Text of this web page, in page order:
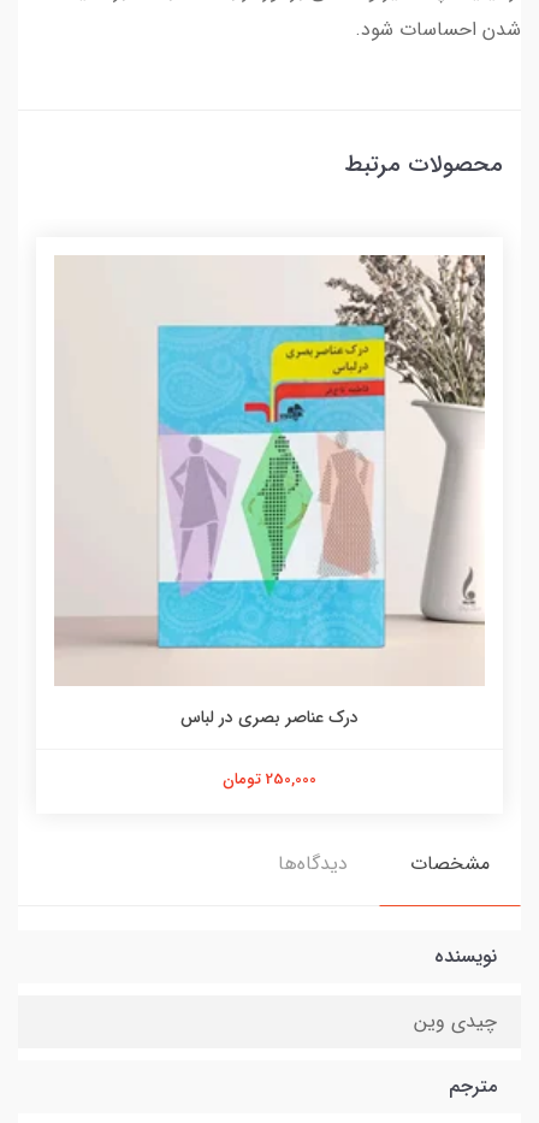
شدن احساسات شود.
محصولات مرتبط
درک عناصر بصری در لباس
250,000 تومان
مشخصات دیدگاه‌ها
نویسنده
چیدی وین
مترجم